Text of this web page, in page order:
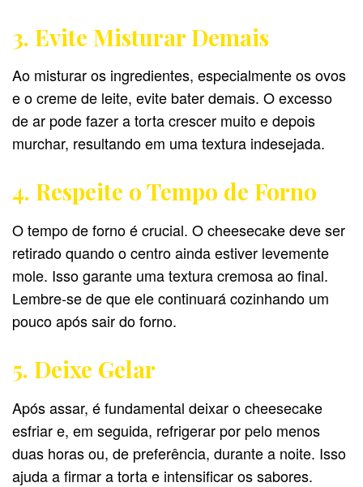
3. Evite Misturar Demais
Ao misturar os ingredientes, especialmente os ovos
e o creme de leite, evite bater demais. O excesso
de ar pode fazer a torta crescer muito e depois
murchar, resultando em uma textura indesejada.
4. Respeite o Tempo de Forno
O tempo de forno é crucial. O cheesecake deve ser
retirado quando o centro ainda estiver levemente
mole. Isso garante uma textura cremosa ao final.
Lembre-se de que ele continuará cozinhando um
pouco após sair do forno.
5. Deixe Gelar
Após assar, é fundamental deixar o cheesecake
esfriar e, em seguida, refrigerar por pelo menos
duas horas ou, de preferência, durante a noite. Isso
ajuda a firmar a torta e intensificar os sabores.